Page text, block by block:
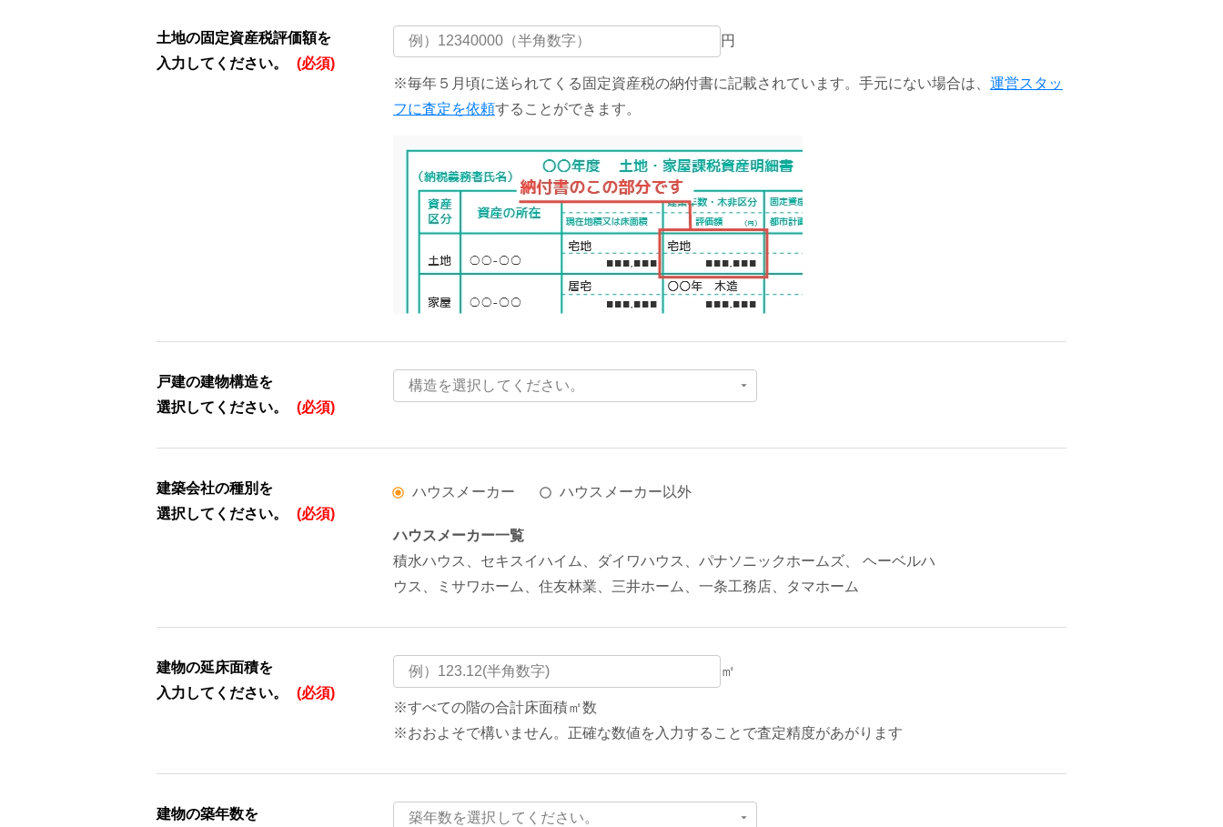
土地の固定資産税評価額を
入力してください。
(必須)
円
※毎年５月頃に送られてくる固定資産税の納付書に記載されています。手元にない場合は、 運営スタッ
フに査定を依頼することができます。
戸建の建物構造を
選択してください。
(必須)
構造を選択してください。
建築会社の種別を
選択してください。
(必須)
ハウスメーカー ハウスメーカー以外
ハウスメーカー一覧
積水ハウス、セキスイハイム、ダイワハウス、パナソニックホームズ、 ヘーベルハ
ウス、ミサワホーム、住友林業、三井ホーム、一条工務店、タマホーム
建物の延床面積を
入力してください。
(必須)
㎡
※すべての階の合計床面積㎡数
※おおよそで構いません。正確な数値を入力することで査定精度があがります
建物の築年数を
築年数を選択してください。